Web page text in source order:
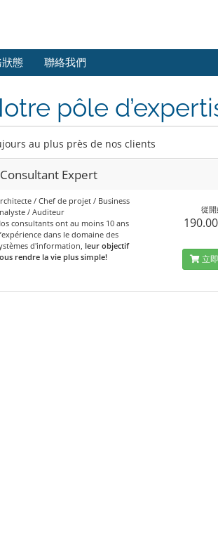
狀態 聯絡我們
pôle
au plus près de nos clients
Consultant Expert
/ Chef de projet / Business
/ Auditeur
consultants ont au moins 10 ans
dans le domaine des
d'information, leur objectif
rendre la vie plus simple!
從
立